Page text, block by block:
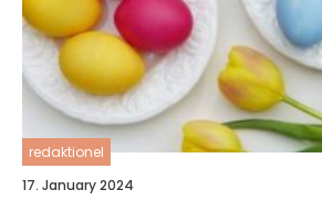
redaktionel
17. January 2024